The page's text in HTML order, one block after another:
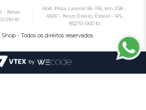
- Novo
010 ©
Rod. Pista Lateral Br-116, km 258 -
4500 - Novo Esteio, Esteio - RS,
93270-000 ©
- Todos os direitos reservados